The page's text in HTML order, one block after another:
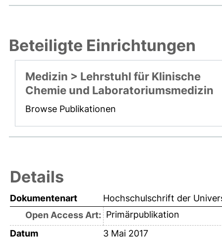
Beteiligte Einrichtungen
Medizin > Lehrstuhl für Klinische
Chemie und Laboratoriumsmedizin
Browse Publikationen
Details
Dokumentenart
Hochschulschrift der
Open Access Art: Primärpublikation
Datum
3 Mai 2017